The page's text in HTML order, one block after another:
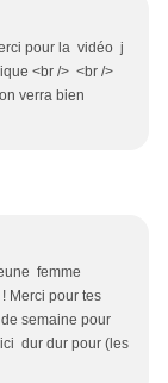
pour la vidéo j
<br /> <br />
verra bien
femme
Merci pour tes
semaine pour
dur dur pour (les